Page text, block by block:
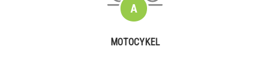
MOTOCYKEL